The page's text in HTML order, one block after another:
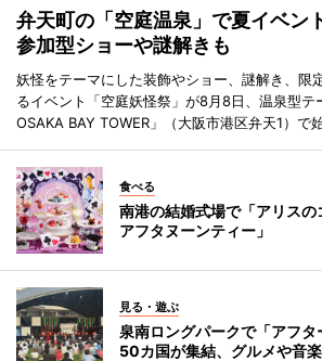
弁天町の「空庭温泉」で夏イベ
参加型ショーや謎解きも
妖怪をテーマにした装飾やショー、謎解き、限
るイベント「空庭妖怪祭」が8月8日、温泉型テ
OSAKA BAY TOWER」（大阪市港区弁天1）で始
食べる
南港の結婚式場で「アリス
アフタヌーンティー」
見る・遊ぶ
泉南ロングパークで「アフ
50カ国が集結、グルメや音楽